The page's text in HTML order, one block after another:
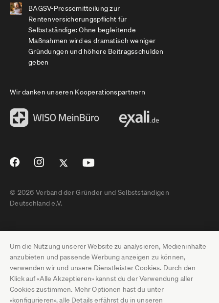
Um die Nutzung unserer Website zu analysieren, Medieninhalte
anzubieten und passende Werbung anzeigen zu können,
verwenden wir und unsere Dienstleister Cookies. Durch den
Klick auf «Alle Akzeptieren» kannst du der Verwendung aller
Cookies zustimmen. Mehr Optionen hast du unter
«konfigurieren», alle Details erfährst du in unseren
BAGSV-Pressemitteilung zur
Rentenversicherungspflicht für
Selbstständige: Ohne begleitende
Maßnahmen wird es dramatisch weniger
Gründungen und höhere Beitragsschulden
geben
Wir danken unseren Kooperationspartnern
© 2026 Verband der Gründer und Selbstständigen
Deutschland e.V.
Impressum
Datenschutz
Pressebereich